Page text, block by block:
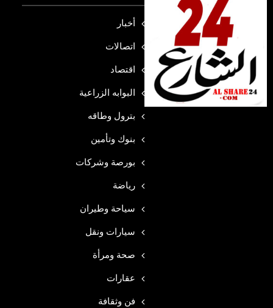
أخبار
اتصالات
اقتصاد
البوابه الزراعية
بترول وطاقه
بنوك وتأمين
بورصة وشركات
رياضة
سياحة وطيران
سيارات ونقل
صحة ومرأة
عقارات
فن وثقافة